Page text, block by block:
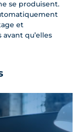
se produisent.
et
qu’elles